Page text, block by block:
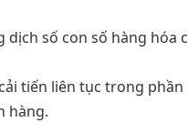
dịch số con số hàng hóa
tiến liên tục trong
hàng.